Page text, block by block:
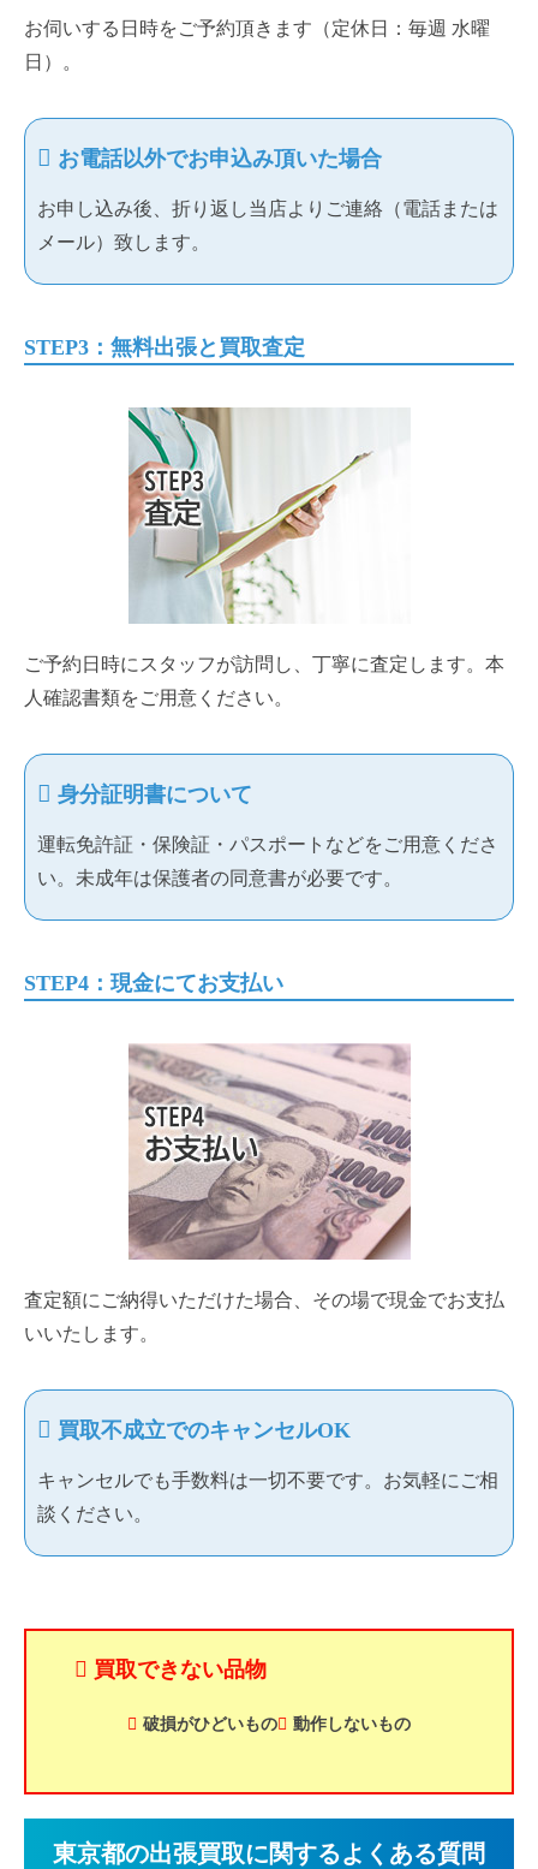
お伺いする日時をご予約頂きます（定休日：毎週 水曜
日）。
お電話以外でお申込み頂いた場合
お申し込み後、折り返し当店よりご連絡（電話または
メール）致します。
STEP3：無料出張と買取査定
ご予約日時にスタッフが訪問し、丁寧に査定します。本
人確認書類をご用意ください。
身分証明書について
運転免許証・保険証・パスポートなどをご用意くださ
い。未成年は保護者の同意書が必要です。
STEP4：現金にてお支払い
査定額にご納得いただけた場合、その場で現金でお支払
いいたします。
買取不成立でのキャンセルOK
キャンセルでも手数料は一切不要です。お気軽にご相
談ください。
買取できない品物
破損がひどいもの 動作しないもの
東京都の出張買取に関するよくある質問